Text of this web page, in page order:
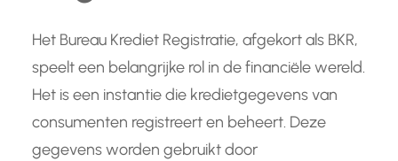
Het Bureau Krediet Registratie, afgekort als BKR,
speelt een belangrijke rol in de financiële wereld.
Het is een instantie die kredietgegevens van
consumenten registreert en beheert. Deze
gegevens worden gebruikt door